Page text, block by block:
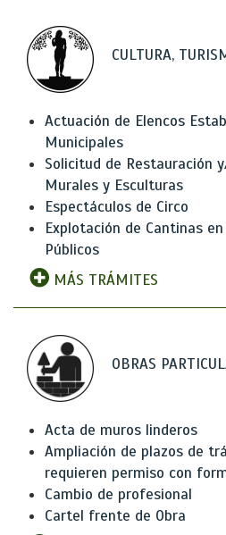
CULTURA,
Actuación de Elencos
Municipales
Solicitud de Restauración
Murales y Esculturas
Espectáculos de Circo
Explotación de Cantinas
Públicos
MÁS TRÁMITES
OBRAS
Acta de muros linderos
Ampliación de plazos de
requieren permiso con
Cambio de profesional
Cartel frente de Obra